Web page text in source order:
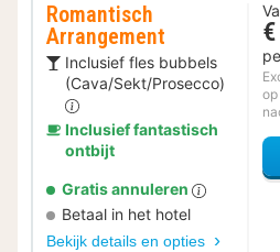
Romantisch
Arrangement
Inclusief fles bubbels
(Cava/Sekt/Prosecco)
Inclusief fantastisch
ontbijt
Gratis annuleren
Betaal in het hotel
Bekijk details en opties
op